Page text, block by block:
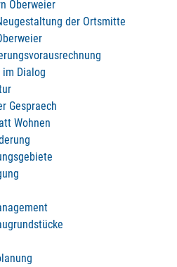
Oberweier
der Ortsmitte
Dialog
Gespraech
Wohnen